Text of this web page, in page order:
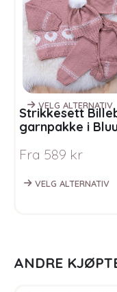
VELG ALTERNATIV
Strikkesett
garnpakke i
Fra 589 kr
VELG ALTERNATIV
ANDRE